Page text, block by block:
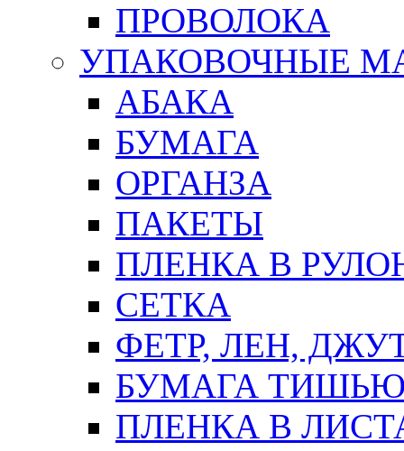
ПРОВОЛОКА
УПАКОВОЧНЫЕ
АБАКА
БУМАГА
ОРГАНЗА
ПАКЕТЫ
ПЛЕНКА В
СЕТКА
ФЕТР, ЛЕН,
БУМАГА
ПЛЕНКА В